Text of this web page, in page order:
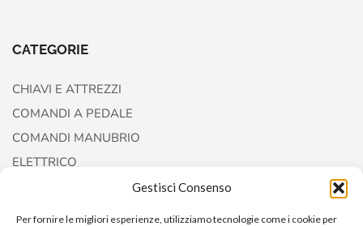
Gestisci Consenso
Per fornire le migliori esperienze, utilizziamo tecnologie come i cookie per
CATEGORIE
CHIAVI E ATTREZZI
COMANDI A PEDALE
COMANDI MANUBRIO
ELETTRICO
FORCELLE E AMMORTIZZATORI